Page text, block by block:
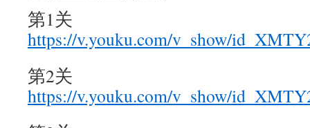
第1关
https://v.youku.com/v_show/
第2关
https://v.youku.com/v_show/